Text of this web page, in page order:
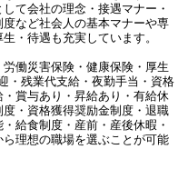
て会社の理念・接遇マナー・
など社会人の基本マナーや専
・待遇も充実しています。
働災害保険・健康保険・厚生
・残業代支給・夜勤手当・資格
賞与あり・昇給あり・有給休
・資格獲得奨励金制度・退職
給食制度・産前・産後休暇・
理想の職場を選ぶことが可能